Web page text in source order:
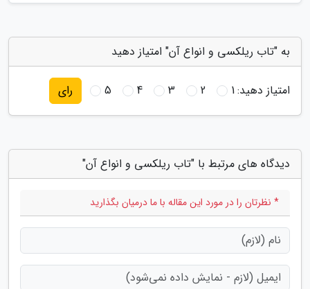
به "تاب ریلکسی و انواع آن" امتیاز دهید
امتیاز دهید:1
2
3
4
5 رای
دیدگاه های مرتبط با "تاب ریلکسی و انواع آن"
* نظرتان را در مورد این مقاله با ما درمیان بگذارید